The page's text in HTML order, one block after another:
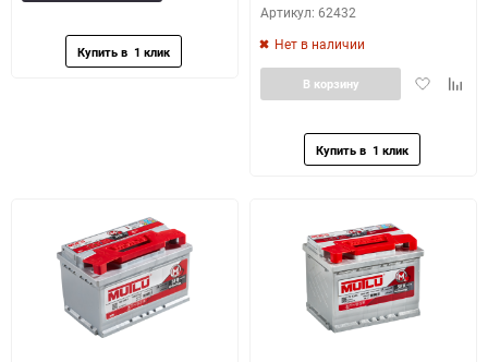
сравнению
Артикул: 62432
Нет в наличии
Добавить
В корзину